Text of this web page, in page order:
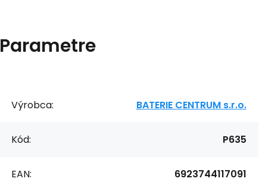
Parametre
Výrobca: BATERIE CENTRUM s.r.o.
Kód: P635
EAN: 6923744117091